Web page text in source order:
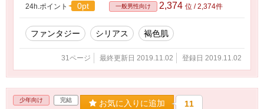
24h.ポイント 0pt 一般男性向け 2,374 位 / 2,374件
ファンタジー シリアス 褐色肌
31ページ 最終更新日 2019.11.02 登録日 2019.11.02
少年向け 完結 お気に入りに追加 11